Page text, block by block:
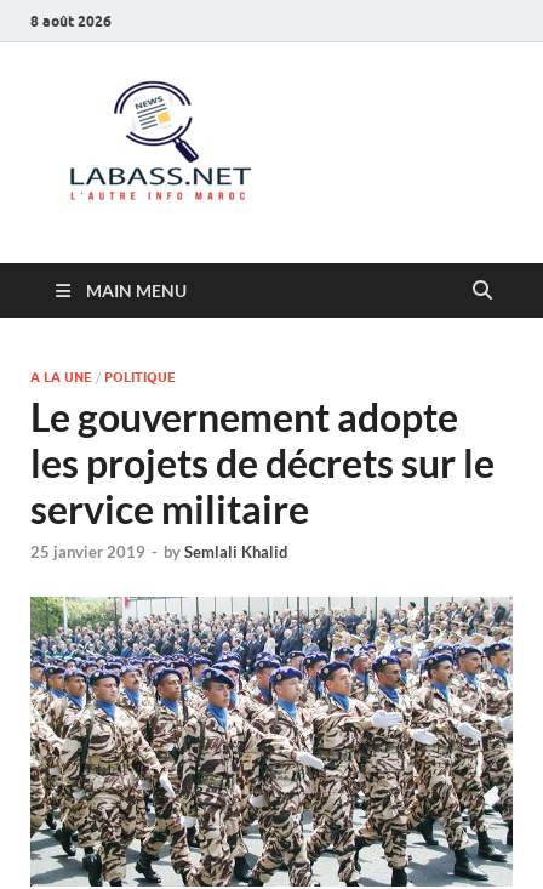
8 août 2026
MAIN MENU
A LA UNE / POLITIQUE
Le gouvernement adopte
les projets de décrets sur le
service militaire
25 janvier 2019 - bySemlali Khalid